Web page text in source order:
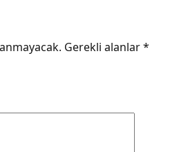
Gerekli alanlar*